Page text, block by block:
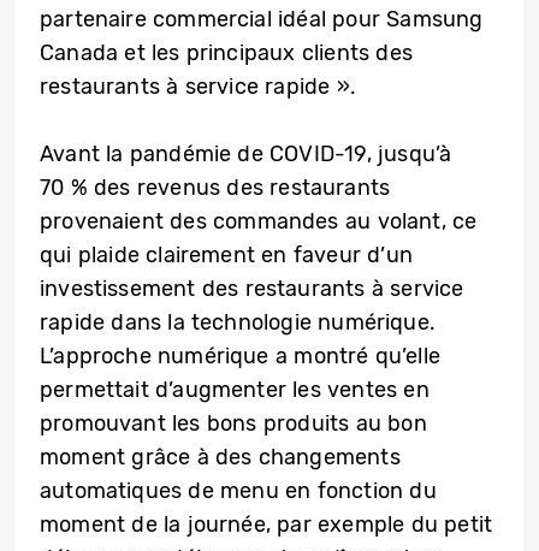
partenaire commercial idéal pour Samsung
Canada et les principaux clients des
restaurants à service rapide ».
Avant la pandémie de COVID-19, jusqu’à
70 % des revenus des restaurants
provenaient des commandes au volant, ce
qui plaide clairement en faveur d’un
investissement des restaurants à service
rapide dans la technologie numérique.
L’approche numérique a montré qu’elle
permettait d’augmenter les ventes en
promouvant les bons produits au bon
moment grâce à des changements
automatiques de menu en fonction du
moment de la journée, par exemple du petit